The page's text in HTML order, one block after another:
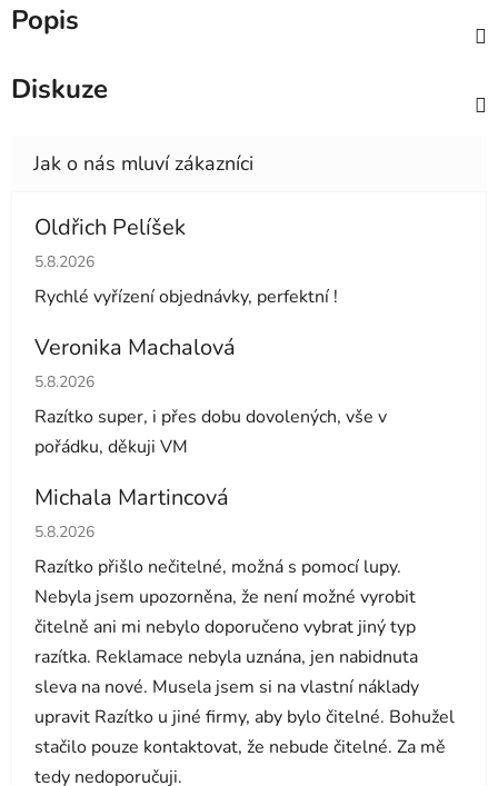
Popis
Diskuze
Oldřich Pelíšek
Hodnocení obchodu je 5 z 5 hvězdiček.
5.8.2026
Rychlé vyřízení objednávky, perfektní !
Veronika Machalová
Hodnocení obchodu je 5 z 5 hvězdiček.
5.8.2026
Razítko super, i přes dobu dovolených, vše v
pořádku, děkuji VM
Michala Martincová
Hodnocení obchodu je 1 z 5 hvězdiček.
5.8.2026
Razítko přišlo nečitelné, možná s pomocí lupy.
Nebyla jsem upozorněna, že není možné vyrobit
čitelně ani mi nebylo doporučeno vybrat jiný typ
razítka. Reklamace nebyla uznána, jen nabidnuta
sleva na nové. Musela jsem si na vlastní náklady
upravit Razítko u jiné firmy, aby bylo čitelné. Bohužel
stačilo pouze kontaktovat, že nebude čitelné. Za mě
tedy nedoporučuji.